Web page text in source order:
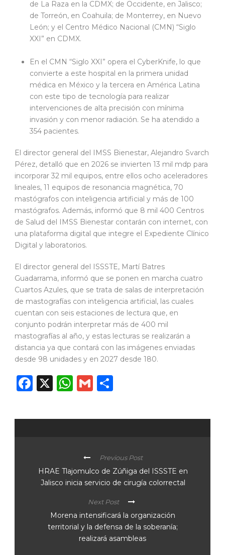
de La Raza en la CDMX; de Occidente, en Jalisco;
de Torreón, en Coahuila; de Monterrey, en Nuevo
León; y el Centro Médico Nacional (CMN) “Siglo
XXI” en CDMX.
En el CMN “Siglo XXI” opera el CyberKnife, lo que
convierte a este hospital en la primera unidad
médica en México y la tercera en América Latina
con este tipo de tecnología para realizar
intervenciones de alta precisión con mínima
invasión y con menor radiación. Se ha atendido a
354 pacientes.
El director general del IMSS Bienestar, Alejandro Svarch
Pérez, detalló que en 2026 se invierten 13 mil mdp para
incorporar 32 mil equipos, entre ellos ocho aceleradores
lineales, 11 equipos de resonancia magnética, 70
mastógrafos con inteligencia artificial y más de 100
mastógrafos. Además, informó que 8 mil 400 Centros
de Salud del IMSS Bienestar contarán con internet, con
una plataforma digital que integre el Expediente Clínico
Digital y laboratorios.
El director general del ISSSTE, Martí Batres
Guadarrama, informó que se ponen en marcha cuatro
Cuartos Azules, que se trata de salas de interpretación
de mastografías con inteligencia artificial, las cuales
cuentan con seis estaciones de lectura que, en
conjunto podrán interpretar más de 400 mil
mastografías al año, y estas lecturas se realizarán a
distancia ya que contará con las imágenes enviadas
desde 98 unidades y en 2027 desde 180.
Facebook
X WhatsApp
Gmail
Previous Post
HRAE Tlajomulco de Zúñiga del ISSSTE en
Jalisco inicia servicio de cirugía colorrectal
Next Post
Morena intensificará la organización
territorial y la defensa de la soberanía;
realizará asambleas